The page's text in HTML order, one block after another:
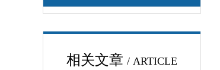
相关文章 / ARTICLE